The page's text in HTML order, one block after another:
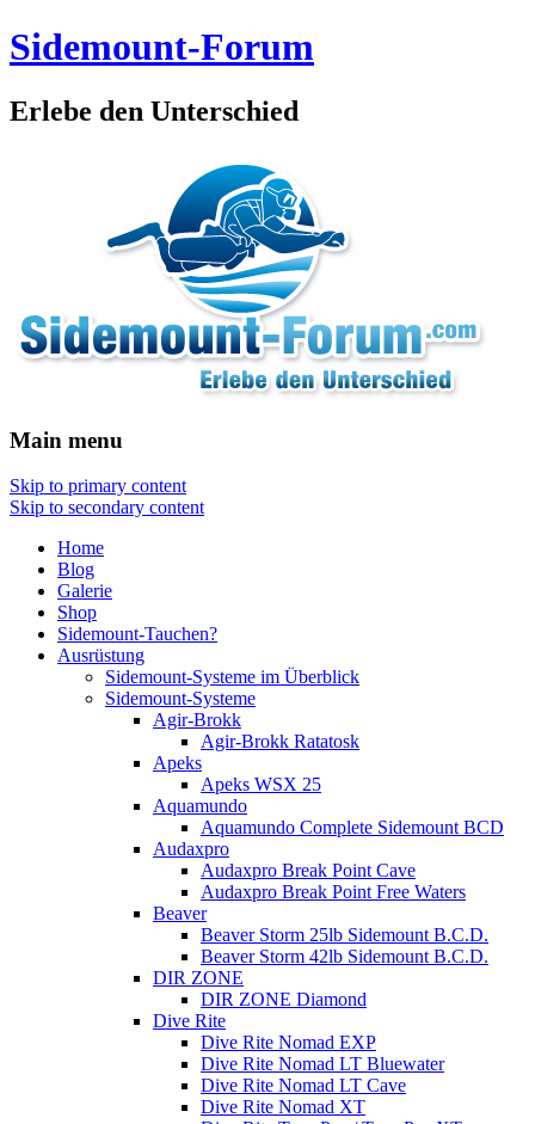
Sidemount-Forum
Erlebe den Unterschied
Main menu
Skip to primary content
Skip to secondary content
Home
Blog
Galerie
Shop
Sidemount-Tauchen?
Ausrüstung
Sidemount-Systeme im Überblick
Sidemount-Systeme
Agir-Brokk
Agir-Brokk Ratatosk
Apeks
Apeks WSX 25
Aquamundo
Aquamundo Complete Sidemount BCD
Audaxpro
Audaxpro Break Point Cave
Audaxpro Break Point Free Waters
Beaver
Beaver Storm 25lb Sidemount B.C.D.
Beaver Storm 42lb Sidemount B.C.D.
DIR ZONE
DIR ZONE Diamond
Dive Rite
Dive Rite Nomad EXP
Dive Rite Nomad LT Bluewater
Dive Rite Nomad LT Cave
Dive Rite Nomad XT